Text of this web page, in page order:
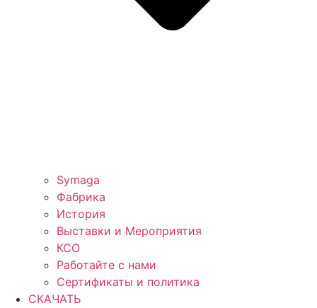
Symaga
Фабрика
История
Выставки и Мероприятия
КСО
Работайте с нами
Сертификаты и политика
СКАЧАТЬ